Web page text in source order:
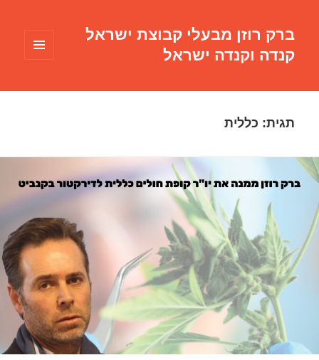
ברק רוזן מבעלי קבוצת ישראל
קנדה וקנדה ישראל
תגית: כללית